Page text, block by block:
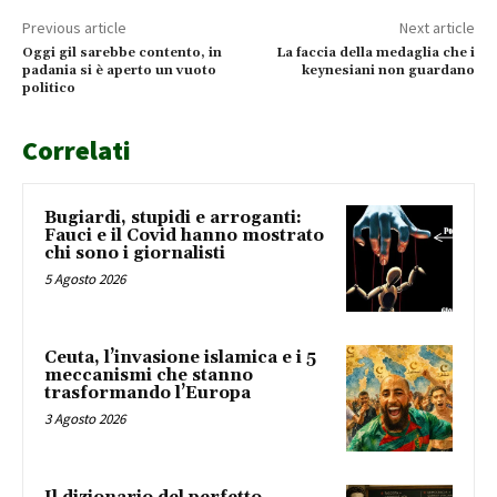
Previous article
Oggi gil sarebbe contento, in
padania si è aperto un vuoto
politico
Next article
La faccia della medaglia che i
keynesiani non guardano
Correlati
Bugiardi, stupidi e arroganti:
Fauci e il Covid hanno mostrato
chi sono i giornalisti
5 Agosto 2026
Ceuta, l’invasione islamica e i 5
meccanismi che stanno
trasformando l’Europa
3 Agosto 2026